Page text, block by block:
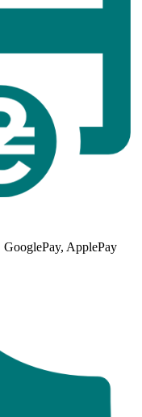
ApplePay